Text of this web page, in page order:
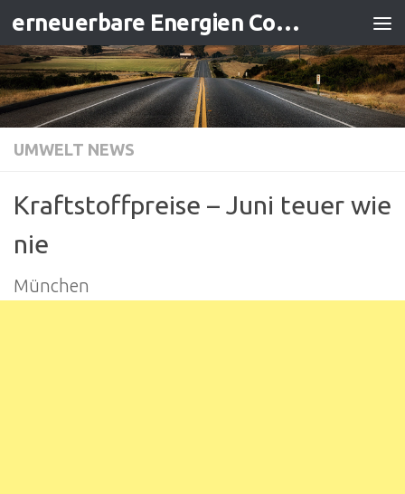
Zum Inhalt springen erneuerbare Energien Contracting
UMWELT NEWS
Kraftstoffpreise – Juni teuer wie
nie
München